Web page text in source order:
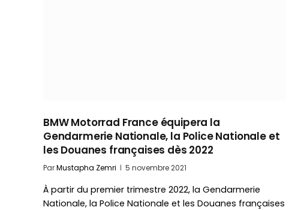
BMW Motorrad France équipera la
Gendarmerie Nationale, la Police Nationale et
les Douanes françaises dès 2022
ParMustapha Zemri 5 novembre 2021
À partir du premier trimestre 2022, la Gendarmerie
Nationale, la Police Nationale et les Douanes françaises